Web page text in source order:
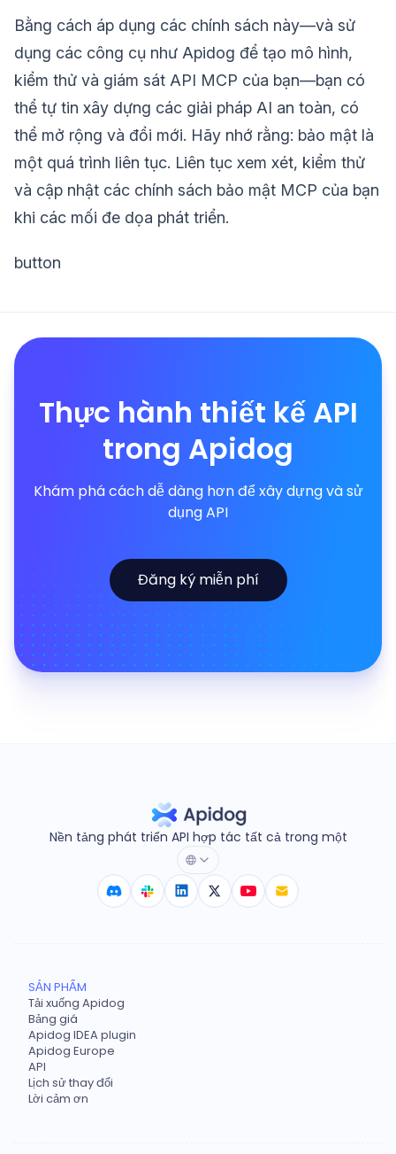
Bằng cách áp dụng các chính sách này—và sử
dụng các công cụ như Apidog để tạo mô hình,
kiểm thử và giám sát API MCP của bạn—bạn có
thể tự tin xây dựng các giải pháp AI an toàn, có
thể mở rộng và đổi mới. Hãy nhớ rằng: bảo mật là
một quá trình liên tục. Liên tục xem xét, kiểm thử
và cập nhật các chính sách bảo mật MCP của bạn
khi các mối đe dọa phát triển.
button
Thực hành thiết kế API
trong Apidog
Khám phá cách dễ dàng hơn để xây dựng và sử
dụng API
Đăng ký miễn phí
Nền tảng phát triển API hợp tác tất cả trong một
SẢN PHẨM
Tải xuống Apidog
Bảng giá
Apidog IDEA plugin
Apidog Europe
API
Lịch sử thay đổi
Lời cảm ơn